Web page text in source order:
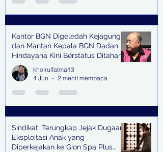
Kantor BGN Digeledah Kejagung
dan Mantan Kepala BGN Dadan
Hindayana Kini Berstatus Ditahan
khoirulfatma13
4 Jun
2 menit membaca
Sindikat, Terungkap Jejak Dugaan
Eksploitasi Anak yang
Diperkejakan ke Gion Spa Plus